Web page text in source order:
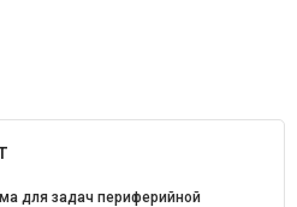
для задач периферийной